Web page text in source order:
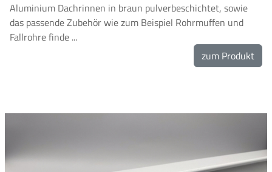
Aluminium Dachrinnen in braun pulverbeschichtet, sowie
das passende Zubehör wie zum Beispiel Rohrmuffen und
Fallrohre finde ...
zum Produkt